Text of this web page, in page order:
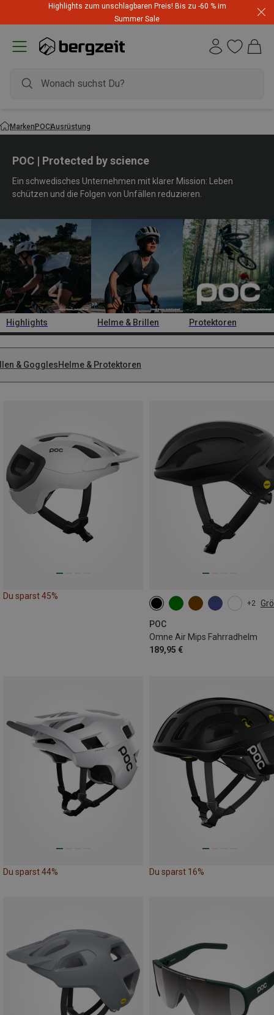
Highlights zum unschlagbaren Preis! Bis zu -60 % im
Summer Sale
MarkenPOCAusrüstung
POC | Protected by science
Ein schwedisches Unternehmen mit klarer Mission: Leben
schützen und die Folgen von Unfällen reduzieren.
Highlights Helme & Brillen Protektoren
& GogglesHelme & Protektoren
Du sparst 45%
+2
POC
Omne Air Mips Fahrradhelm
189,95 €
50-56CM
54-59CM
56-61CM
Du sparst 44% Du sparst 16%